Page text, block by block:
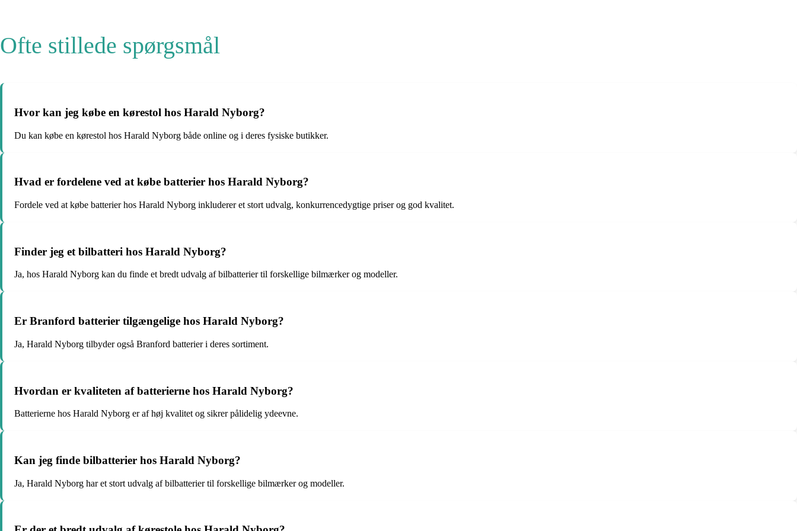
Ofte stillede spørgsmål
Hvor kan jeg købe en kørestol hos Harald Nyborg?
Du kan købe en kørestol hos Harald Nyborg både online og i deres fysiske butikker.
Hvad er fordelene ved at købe batterier hos Harald Nyborg?
Fordele ved at købe batterier hos Harald Nyborg inkluderer et stort udvalg, konkurrencedygtige priser og god kvalitet.
Finder jeg et bilbatteri hos Harald Nyborg?
Ja, hos Harald Nyborg kan du finde et bredt udvalg af bilbatterier til forskellige bilmærker og modeller.
Er Branford batterier tilgængelige hos Harald Nyborg?
Ja, Harald Nyborg tilbyder også Branford batterier i deres sortiment.
Hvordan er kvaliteten af batterierne hos Harald Nyborg?
Batterierne hos Harald Nyborg er af høj kvalitet og sikrer pålidelig ydeevne.
Kan jeg finde bilbatterier hos Harald Nyborg?
Ja, Harald Nyborg har et stort udvalg af bilbatterier til forskellige bilmærker og modeller.